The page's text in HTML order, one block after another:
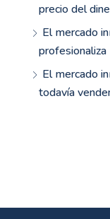
precio del
El mercado
profesionaliza
El mercado
todavía